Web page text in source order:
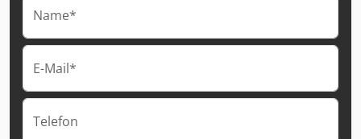
Name*
E-Mail*
Telefon